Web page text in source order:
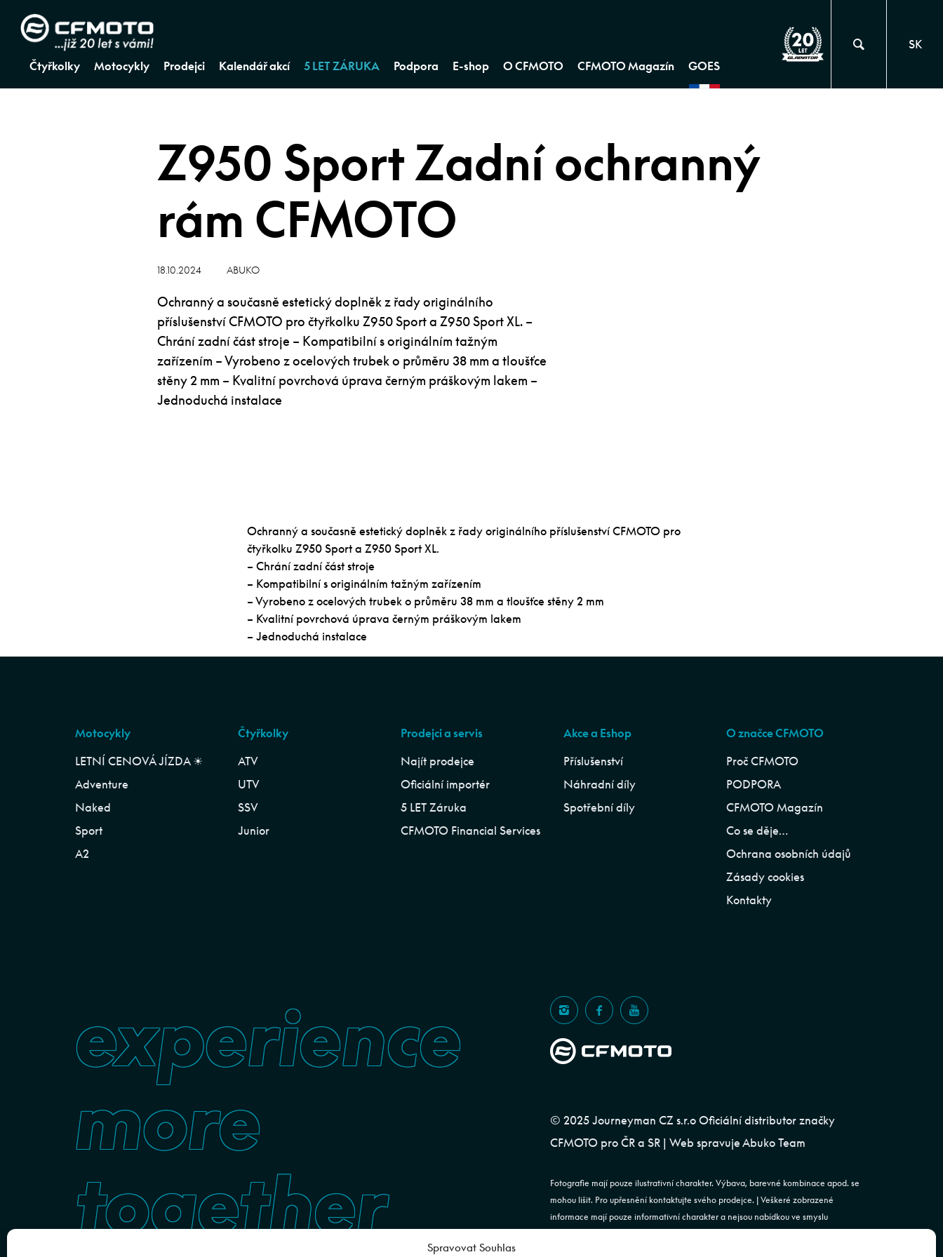
Spravovat Souhlas
Čtyřkolky Motocykly Prodejci Kalendář akcí 5 LET ZÁRUKA Podpora E-shop O CFMOTO CFMOTO Magazín GOES
SK
Z950 Sport Zadní ochranný
rám CFMOTO
18.10.2024 ABUKO
Ochranný a současně estetický doplněk z řady originálního
příslušenství CFMOTO pro čtyřkolku Z950 Sport a Z950 Sport XL. –
Chrání zadní část stroje – Kompatibilní s originálním tažným
zařízením – Vyrobeno z ocelových trubek o průměru 38 mm a tloušťce
stěny 2 mm – Kvalitní povrchová úprava černým práškovým lakem –
Jednoduchá instalace
Ochranný a současně estetický doplněk z řady originálního příslušenství CFMOTO pro
čtyřkolku Z950 Sport a Z950 Sport XL.
– Chrání zadní část stroje
– Kompatibilní s originálním tažným zařízením
– Vyrobeno z ocelových trubek o průměru 38 mm a tloušťce stěny 2 mm
– Kvalitní povrchová úprava černým práškovým lakem
– Jednoduchá instalace
Motocykly
LETNÍ CENOVÁ JÍZDA ☀︎
Adventure
Naked
Sport
A2
Čtyřkolky
ATV
UTV
SSV
Junior
Prodejci a servis
Najít prodejce
Oficiální importér
5 LET Záruka
CFMOTO Financial Services
Akce a Eshop
Příslušenství
Náhradní díly
Spotřební díly
O značce CFMOTO
Proč CFMOTO
PODPORA
CFMOTO Magazín
Co se děje…
Ochrana osobních údajů
Zásady cookies
Kontakty
experience
more
together
© 2025 Journeyman CZ s.r.o Oficiální distributor značky
CFMOTO pro ČR a SR | Web spravuje Abuko Team
Fotografie mají pouze ilustrativní charakter. Výbava, barevné kombinace apod. se
mohou lišit. Pro upřesnění kontaktujte svého prodejce. | Veškeré zobrazené
informace mají pouze informativní charakter a nejsou nabídkou ve smyslu